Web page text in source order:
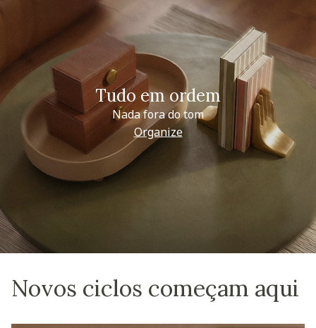
Tudo em ordem
Nada fora do tom
Organize
Novos ciclos começam aqui